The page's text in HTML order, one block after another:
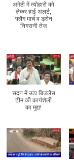
अमेठी में त्योहारों को
लेकर हाई अलर्ट,
फ्लैग मार्च व ड्रोन
निगरानी तेज
सदन में उठा बिजलेंस
टीम की कार्यशैली
का मुद्दा!